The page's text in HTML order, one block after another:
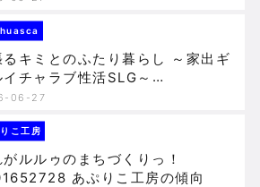
るキミとのふたり暮らし ～家出ギ
イチャラブ性活SLG～
Ayahuascaの傾向
06-27
こ工房
がルルゥのまちづくりっ！
あぷりこ工房の傾向